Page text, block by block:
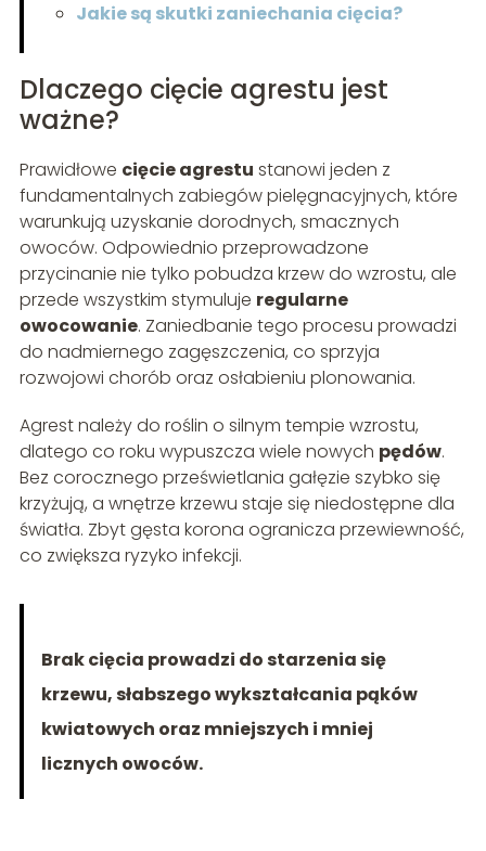
Jakie są skutki zaniechania cięcia?
Dlaczego cięcie agrestu jest
ważne?
Prawidłowe cięcie agrestu stanowi jeden z
fundamentalnych zabiegów pielęgnacyjnych, które
warunkują uzyskanie dorodnych, smacznych
owoców. Odpowiednio przeprowadzone
przycinanie nie tylko pobudza krzew do wzrostu, ale
przede wszystkim stymuluje regularne
owocowanie. Zaniedbanie tego procesu prowadzi
do nadmiernego zagęszczenia, co sprzyja
rozwojowi chorób oraz osłabieniu plonowania.
Agrest należy do roślin o silnym tempie wzrostu,
dlatego co roku wypuszcza wiele nowych pędów.
Bez corocznego prześwietlania gałęzie szybko się
krzyżują, a wnętrze krzewu staje się niedostępne dla
światła. Zbyt gęsta korona ogranicza przewiewność,
co zwiększa ryzyko infekcji.
Brak cięcia prowadzi do starzenia się
krzewu, słabszego wykształcania pąków
kwiatowych oraz mniejszych i mniej
licznych owoców.